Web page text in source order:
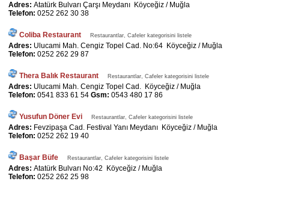
Adres: Atatürk Bulvarı Çarşı Meydanı Köyceğiz / Muğla
Telefon: 0252 262 30 38
Coliba Restaurant Restaurantlar, Cafeler kategorisini listele
Adres: Ulucami Mah. Cengiz Topel Cad. No:64 Köyceğiz / Muğla
Telefon: 0252 262 29 87
Thera Balık Restaurant Restaurantlar, Cafeler kategorisini listele
Adres: Ulucami Mah. Cengiz Topel Cad. Köyceğiz / Muğla
Telefon: 0541 833 61 54 Gsm: 0543 480 17 86
Yusufun Döner Evi Restaurantlar, Cafeler kategorisini listele
Adres: Fevzipaşa Cad. Festival Yanı Meydanı Köyceğiz / Muğla
Telefon: 0252 262 19 40
Başar Büfe Restaurantlar, Cafeler kategorisini listele
Adres: Atatürk Bulvarı No:42 Köyceğiz / Muğla
Telefon: 0252 262 25 98